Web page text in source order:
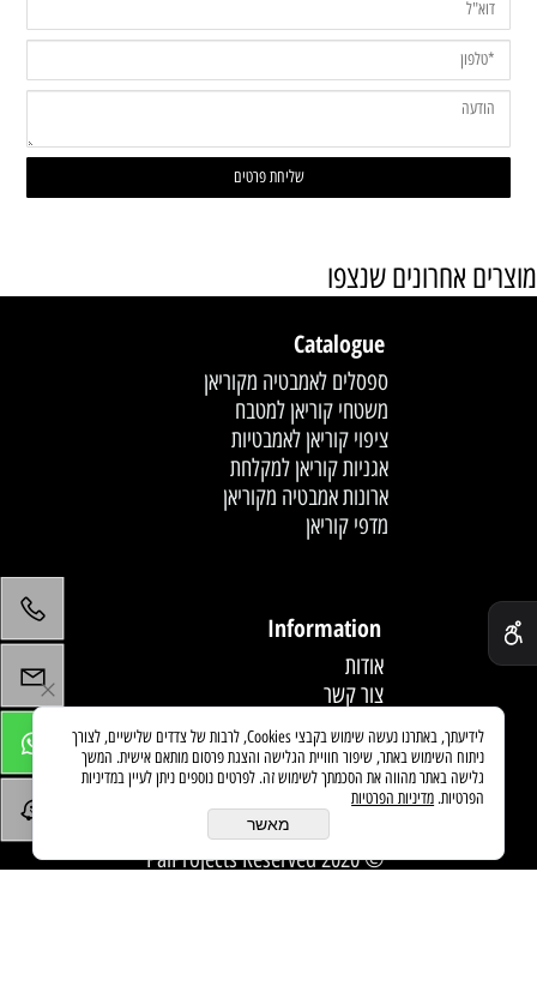
מוצרים אחרונים שנצפו
Catalogue
ספסלים לאמבטיה מקוריאן
משטחי קוריאן למטבח
ציפוי קוריאן לאמבטיות
אגניות קוריאן למקלחת
ארונות אמבטיה מקוריאן
מדפי קוריאן
Information
אודות
צור קשר
מדיניות משלוחים
מאמרים
© 2020 PaiProjects Reserved
לידיעתך, באתרנו נעשה שימוש בקבצי Cookies, לרבות של צדדים שלישיים, לצורך
ניתוח השימוש באתר, שיפור חוויית הגלישה והצגת פרסום מותאם אישית. המשך
גלישה באתר מהווה את הסכמתך לשימוש זה. לפרטים נוספים ניתן לעיין במדיניות
הפרטיות. מדיניות הפרטיות
מאשר